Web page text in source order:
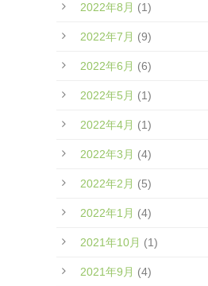
2022年8月 (1)
2022年7月 (9)
2022年6月 (6)
2022年5月 (1)
2022年4月 (1)
2022年3月 (4)
2022年2月 (5)
2022年1月 (4)
2021年10月 (1)
2021年9月 (4)